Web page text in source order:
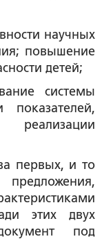
научных
повышение
детей;
показателей,
реализации
и то
этих двух
под